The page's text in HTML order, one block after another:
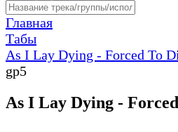
Главная
Табы
As I Lay Dying - Forced To
gp5
As I Lay Dying -